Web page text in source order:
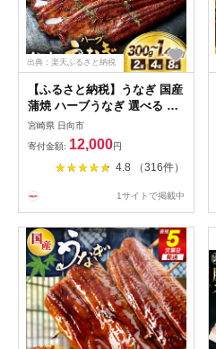
出典：楽天ふるさと納税
【ふるさと納税】うなぎ 国産
蒲焼 ハーブうなぎ 選べる 2
尾～8尾 [鰻楽 宮崎県 日向市
452061578] 小分け 個包装 鰻
ウナギ 蒲焼き うなぎ蒲焼き
鰻蒲焼き 化粧箱 贈答 unagi
菜 タレ 山椒 ハーブ鰻
宮崎県 日向市
寄付金額: 12,000円
4.8 （316件）
1サイトで掲載中